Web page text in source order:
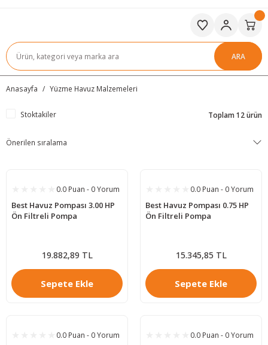
ARA
Anasayfa Yüzme Havuz Malzemeleri
Stoktakiler Toplam 12 ürün
0.0 Puan - 0 Yorum
Best Havuz Pompası 3.00 HP
Ön Filtreli Pompa
19.882,89 TL
Sepete Ekle
0.0 Puan - 0 Yorum
Best Havuz Pompası 0.75 HP
Ön Filtreli Pompa
15.345,85 TL
Sepete Ekle
0.0 Puan - 0 Yorum 0.0 Puan - 0 Yorum